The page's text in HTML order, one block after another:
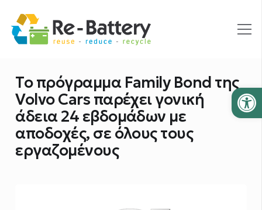
Το πρόγραμμα Family Bond της
Volvo Cars παρέχει γονική
άδεια 24 εβδομάδων με
αποδοχές, σε όλους τους
εργαζομένους